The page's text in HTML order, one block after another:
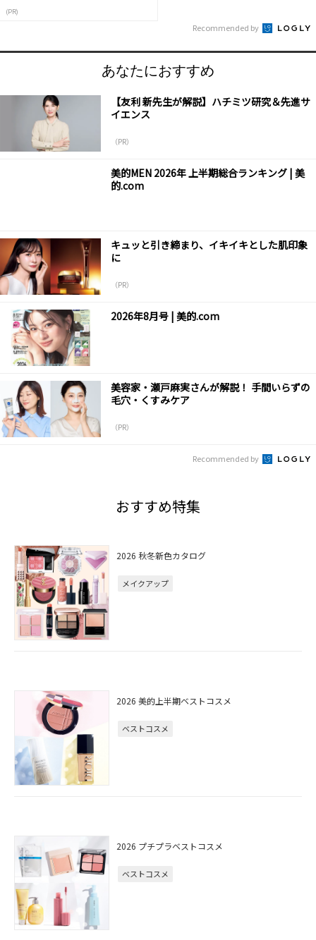
(PR)
Recommended by
あなたにおすすめ
【友利 新先生が解説】ハチミツ研究＆先進サ
イエンス
（PR）
美的MEN 2026年 上半期総合ランキング | 美
的.com
キュッと引き締まり、イキイキとした肌印象
に
（PR）
2026年8月号 | 美的.com
美容家・瀬戸麻実さんが解説！ 手間いらずの
毛穴・くすみケア
（PR）
Recommended by
おすすめ特集
2026 秋冬新色カタログ
メイクアップ
2026 美的上半期ベストコスメ
ベストコスメ
2026 プチプラベストコスメ
ベストコスメ